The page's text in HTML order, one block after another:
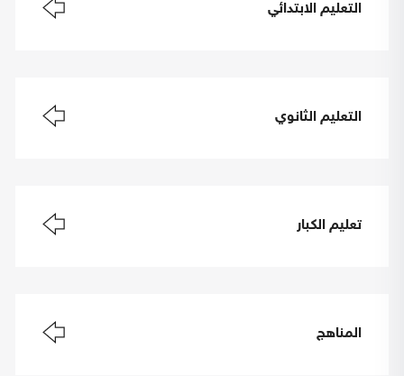
التعليم الابتدائي
التعليم الثانوي
تعليم الكبار
المناهج